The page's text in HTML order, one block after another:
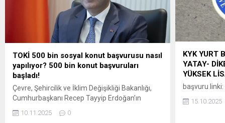
TOKİ 500 bin sosyal konut başvurusu nasıl
yapılıyor? 500 bin konut başvuruları
başladı!
Çevre, Şehircilik ve İklim Değişikliği Bakanlığı,
Cumhurbaşkanı Recep Tayyip Erdoğan’ın
Projesi” ile Türkiye tarihinin en büyük sosyal
10.11.2025 0
KYK YURT
YATAY-
YÜKSEK
başvuru
15.10.2025